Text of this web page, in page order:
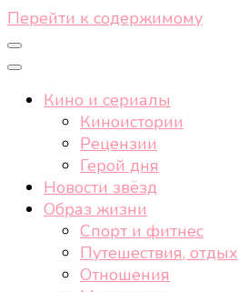
Перейти к содержимому
Кино и сериалы
Киноистории
Рецензии
Герой дня
Новости звёзд
Образ жизни
Спорт и фитнес
Путешествия, отдых
Отношения